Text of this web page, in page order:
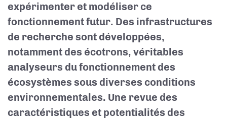
expérimenter et modéliser ce
fonctionnement futur. Des infrastructures
de recherche sont développées,
notamment des écotrons, véritables
analyseurs du fonctionnement des
écosystèmes sous diverses conditions
environnementales. Une revue des
caractéristiques et potentialités des